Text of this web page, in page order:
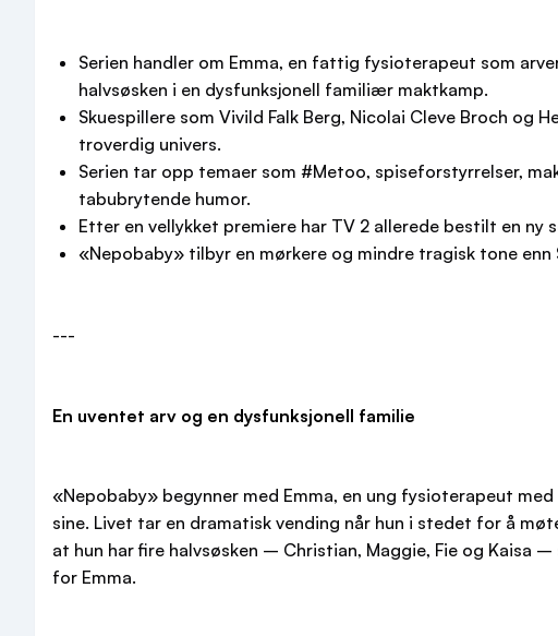
Serien handler om Emma, en fattig fysioterapeut som
halvsøsken i en dysfunksjonell familiær maktkamp.
Skuespillere som Vivild Falk Berg, Nicolai Cleve Broch og
troverdig univers.
Serien tar opp temaer som #Metoo, spiseforstyrrelser,
tabubrytende humor.
Etter en vellykket premiere har TV 2 allerede bestilt en
«Nepobaby» tilbyr en mørkere og mindre tragisk tone
---
En uventet arv og en dysfunksjonell familie
«Nepobaby» begynner med Emma, en ung fysioterapeut
sine. Livet tar en dramatisk vending når hun i stedet for å
at hun har fire halvsøsken – Christian, Maggie, Fie og Kaisa
for Emma.